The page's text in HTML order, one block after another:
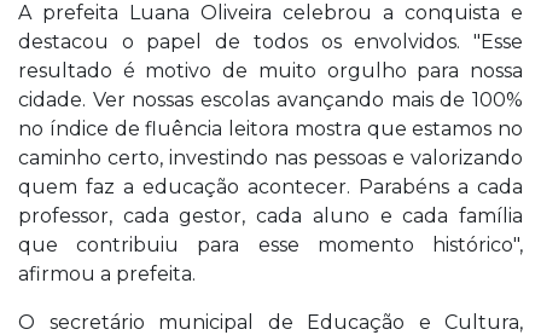
A prefeita Luana Oliveira celebrou a conquista e
destacou o papel de todos os envolvidos. "Esse
resultado é motivo de muito orgulho para nossa
cidade. Ver nossas escolas avançando mais de 100%
no índice de fluência leitora mostra que estamos no
caminho certo, investindo nas pessoas e valorizando
quem faz a educação acontecer. Parabéns a cada
professor, cada gestor, cada aluno e cada família
que contribuiu para esse momento histórico",
afirmou a prefeita.
O secretário municipal de Educação e Cultura,